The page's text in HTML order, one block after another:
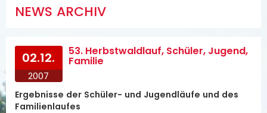
NEWS ARCHIV
02.12.
2007
53. Herbstwaldlauf, Schüler, Jugend,
Familie
Ergebnisse der Schüler- und Jugendläufe und des
Familienlaufes